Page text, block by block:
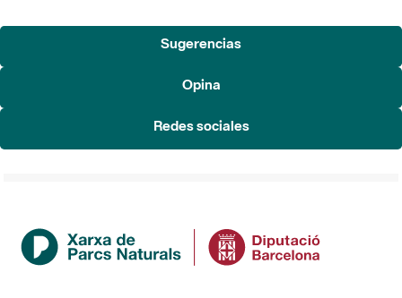
Sugerencias
Opina
Redes sociales